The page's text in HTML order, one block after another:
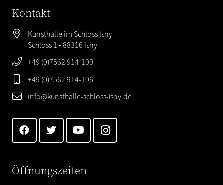
Kontakt
Kunsthalle im Schloss Isny
Schloss 1 • 88316 Isny
+49 (0)7562 914-100
+49 (0)7562 914-106
info@kunsthalle-schloss-isny.de
Öffnungszeiten